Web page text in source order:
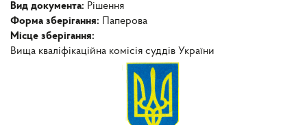
Вид документа: Рішення
Форма зберігання:
Паперова
Місце зберігання:
Вища кваліфікаційна комісія суддів України